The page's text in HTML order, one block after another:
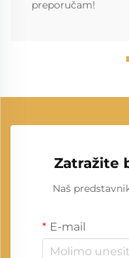
preporučam!
Zatražite
Naš
E-mail